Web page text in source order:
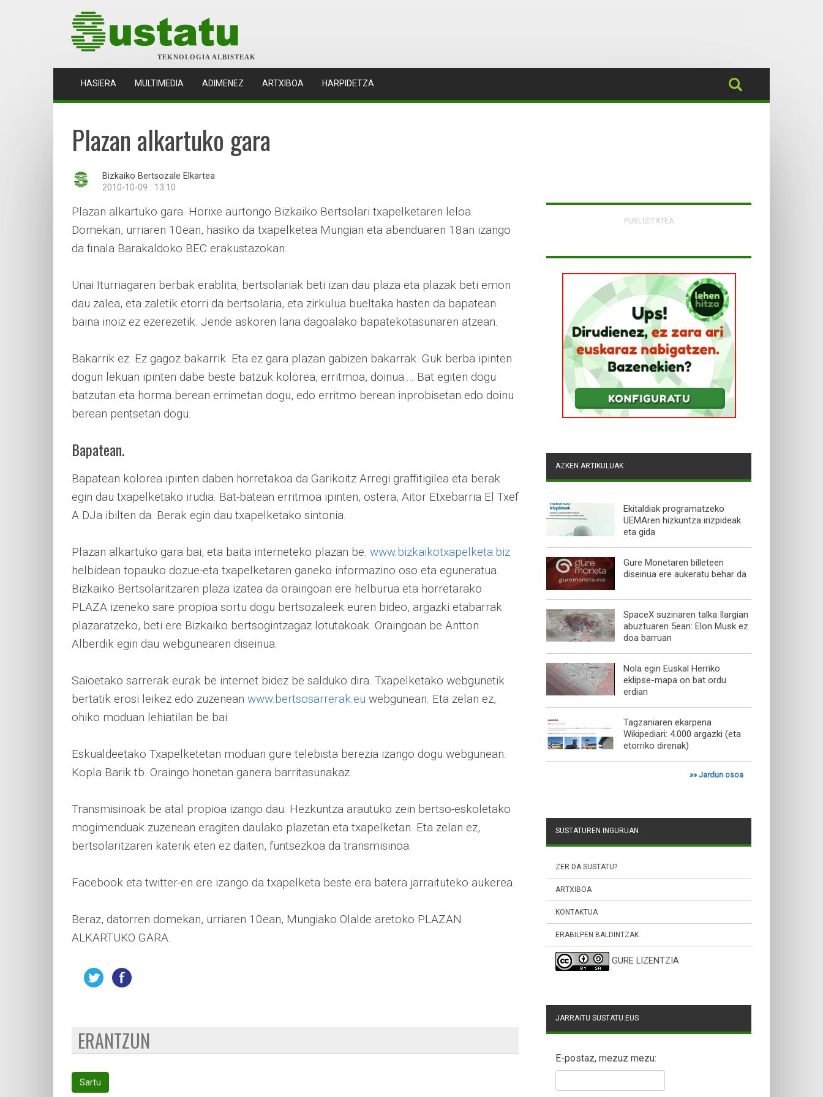
TEKNOLOGIA ALBISTEAK
HASIERA (CURRENT)
MULTIMEDIA ADIMENEZ ARTXIBOA HARPIDETZA
Plazan alkartuko gara
Bizkaiko Bertsozale Elkartea
2010-10-09 : 13:10
Plazan alkartuko gara. Horixe aurtongo Bizkaiko Bertsolari txapelketaren leloa.
Domekan, urriaren 10ean, hasiko da txapelketea Mungian eta abenduaren 18an izango
da finala Barakaldoko BEC erakustazokan.
Unai Iturriagaren berbak erablita, bertsolariak beti izan dau plaza eta plazak beti emon
dau zalea, eta zaletik etorri da bertsolaria, eta zirkulua bueltaka hasten da bapatean
baina inoiz ez ezerezetik. Jende askoren lana dagoalako bapatekotasunaren atzean.
Bakarrik ez. Ez gagoz bakarrik. Eta ez gara plazan gabizen bakarrak. Guk berba ipinten
dogun lekuan ipinten dabe beste batzuk kolorea, erritmoa, doinua.... Bat egiten dogu
batzutan eta horma berean errimetan dogu, edo erritmo berean inprobisetan edo doinu
berean pentsetan dogu.
Bapatean.
Bapatean kolorea ipinten daben horretakoa da Garikoitz Arregi graffitigilea eta berak
egin dau txapelketako irudia. Bat-batean erritmoa ipinten, ostera, Aitor Etxebarria El Txef
A DJa ibilten da. Berak egin dau txapelketako sintonia.
Plazan alkartuko gara bai, eta baita interneteko plazan be. www.bizkaikotxapelketa.biz
helbidean topauko dozue-eta txapelketaren ganeko informazino oso eta eguneratua.
Bizkaiko Bertsolaritzaren plaza izatea da oraingoan ere helburua eta horretarako
PLAZA izeneko sare propioa sortu dogu bertsozaleek euren bideo, argazki etabarrak
plazaratzeko, beti ere Bizkaiko bertsogintzagaz lotutakoak. Oraingoan be Antton
Alberdik egin dau webgunearen diseinua.
Saioetako sarrerak eurak be internet bidez be salduko dira. Txapelketako webgunetik
bertatik erosi leikez edo zuzenean www.bertsosarrerak.eu webgunean. Eta zelan ez,
ohiko moduan lehiatilan be bai.
Eskualdeetako Txapelketetan moduan gure telebista berezia izango dogu webgunean.
Kopla Barik tb. Oraingo honetan ganera barritasunakaz.
Transmisinoak be atal propioa izango dau. Hezkuntza arautuko zein bertso-eskoletako
mogimenduak zuzenean eragiten daulako plazetan eta txapelketan. Eta zelan ez,
bertsolaritzaren katerik eten ez daiten, funtsezkoa da transmisinoa.
Facebook eta twitter-en ere izango da txapelketa beste era batera jarraituteko aukerea.
Beraz, datorren domekan, urriaren 10ean, Mungiako Olalde aretoko PLAZAN
ALKARTUKO GARA.
ERANTZUN
Sartu
PUBLIZITATEA
AZKEN ARTIKULUAK
Ekitaldiak programatzeko
UEMAren hizkuntza irizpideak
eta gida
Gure Monetaren billeteen
diseinua ere aukeratu behar da
SpaceX suziriaren talka Ilargian
abuztuaren 5ean: Elon Musk ez
doa barruan
Nola egin Euskal Herriko
eklipse-mapa on bat ordu
erdian
Tagzaniaren ekarpena
Wikipediari: 4.000 argazki (eta
etorriko direnak)
»»Jardun osoa
SUSTATUREN INGURUAN
ZER DA SUSTATU?
ARTXIBOA
KONTAKTUA
ERABILPEN BALDINTZAK
GURE LIZENTZIA
JARRAITU SUSTATU.EUS
E-postaz, mezuz mezu: